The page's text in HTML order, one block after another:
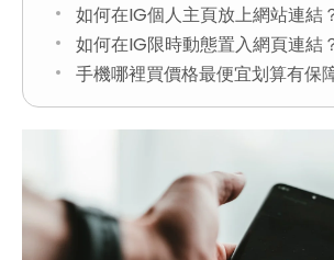
如何在IG個人主頁放上網站連結
如何在IG限時動態置入網頁連結
手機哪裡買價格最便宜划算有保